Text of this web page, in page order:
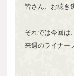
皆さん、お聴
それでは今回は
来週のライナー